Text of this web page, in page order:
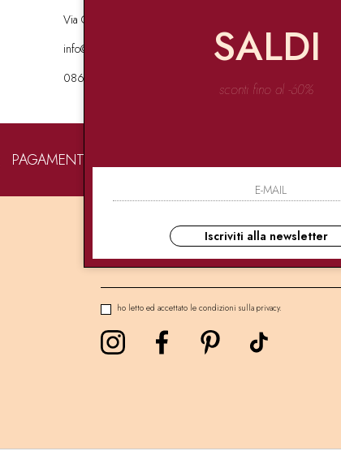
Via Garibaldi 136 67051 Avezzano
info@marynda.com
08631871946
PAGAMENTI SICURI
NEWSLETTER
ho letto ed accettato le condizioni sulla privacy.
SALDI
sconti fino al -60%
Iscriviti alla newsletter